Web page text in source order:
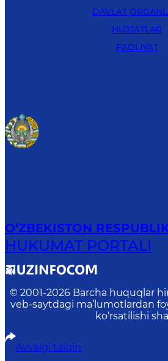
DAVLAT
HUJJATLAR
FAOLIYAT
O‘ZBEKISTON
HUKUMAT PORTALI
© 2001-2026 Barcha huquqlar
veb-saytdagi ma’lumotlardan
ko‘rsatilishi
Avvalgi talqin